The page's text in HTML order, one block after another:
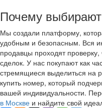
Почему
Мы создали платформу,
удобным и безопасным. Вся
продавцы проходят
сделок. У нас покупают как
стремящиеся выделиться на
купить номер, который
вашей индивидуальности.
в Москве и найдите свой